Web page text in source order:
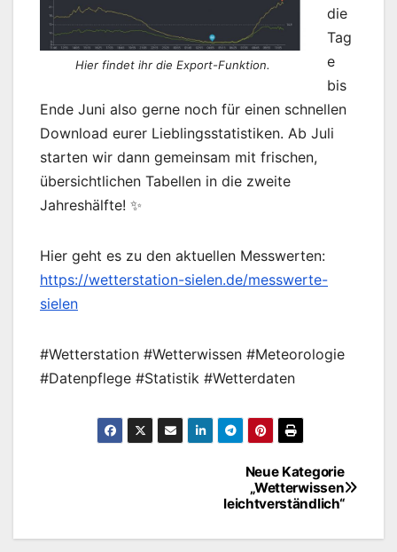
Hier findet ihr die Export-Funktion.
die
Tag
e
bis
Ende Juni also gerne noch für einen schnellen
Download eurer Lieblingsstatistiken. Ab Juli
starten wir dann gemeinsam mit frischen,
übersichtlichen Tabellen in die zweite
Jahreshälfte! ✨
Hier geht es zu den aktuellen Messwerten:
https://wetterstation-sielen.de/messwerte-
sielen
#Wetterstation #Wetterwissen #Meteorologie
#Datenpflege #Statistik #Wetterdaten
BeitragsnavigationNeue Kategorie
„Wetterwissen
leichtverständlich“